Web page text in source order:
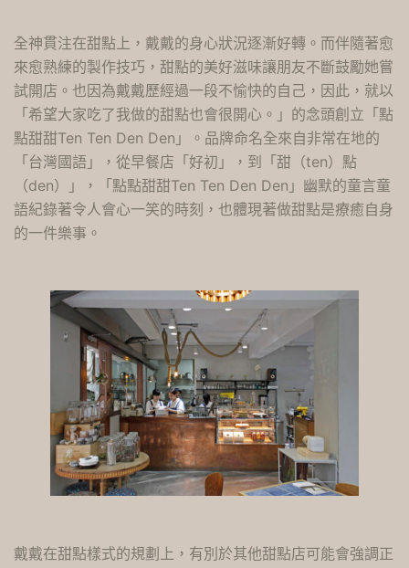
全神貫注在甜點上，戴戴的身心狀況逐漸好轉。而伴隨著愈
來愈熟練的製作技巧，甜點的美好滋味讓朋友不斷鼓勵她嘗
試開店。也因為戴戴歷經過一段不愉快的自己，因此，就以
「希望大家吃了我做的甜點也會很開心。」的念頭創立「點
點甜甜Ten Ten Den Den」。品牌命名全來自非常在地的
「台灣國語」，從早餐店「好初」，到「甜（ten）點
（den）」，「點點甜甜Ten Ten Den Den」幽默的童言童
語紀錄著令人會心一笑的時刻，也體現著做甜點是療癒自身
的一件樂事。
戴戴在甜點樣式的規劃上，有別於其他甜點店可能會強調正